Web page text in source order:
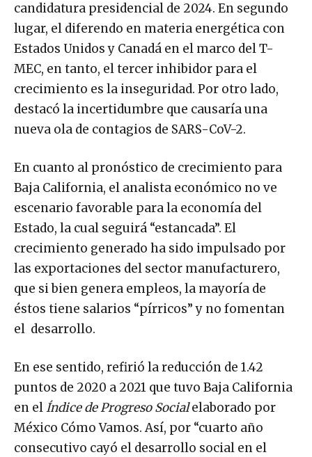
candidatura presidencial de 2024. En segundo
lugar, el diferendo en materia energética con
Estados Unidos y Canadá en el marco del T-
MEC, en tanto, el tercer inhibidor para el
crecimiento es la inseguridad. Por otro lado,
destacó la incertidumbre que causaría una
nueva ola de contagios de SARS-CoV-2.
En cuanto al pronóstico de crecimiento para
Baja California, el analista económico no ve
escenario favorable para la economía del
Estado, la cual seguirá “estancada”. El
crecimiento generado ha sido impulsado por
las exportaciones del sector manufacturero,
que si bien genera empleos, la mayoría de
éstos tiene salarios “pírricos” y no fomentan
el desarrollo.
En ese sentido, refirió la reducción de 1.42
puntos de 2020 a 2021 que tuvo Baja California
en elÍndice de Progreso Socialelaborado por
México Cómo Vamos. Así, por “cuarto año
consecutivo cayó el desarrollo social en el